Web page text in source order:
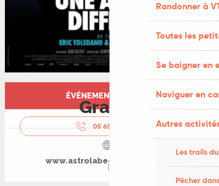
Randonner à
Toutes les
Se baigner en
Naviguer en
Autres
Les trails
Pêcher
Ouverture et coordonnées
ÉVÉNEMENT TERMINÉ
Gratuit
05 65 34 24
www.astrolabe-grand-figeac.fr